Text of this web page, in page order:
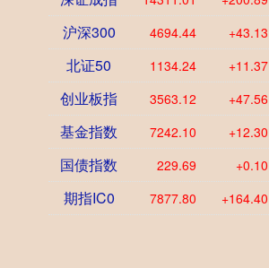
沪深300 4694.44 +43.13
北证50 1134.24 +11.37
创业板指 3563.12 +47.56
基金指数 7242.10 +12.30
国债指数 229.69 +0.10
期指IC0 7877.80 +164.40